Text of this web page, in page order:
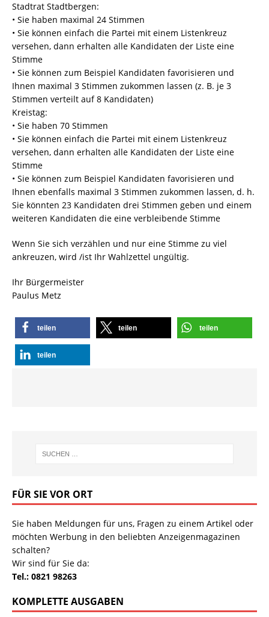
Stadtrat Stadtbergen:
• Sie haben maximal 24 Stimmen
• Sie können einfach die Partei mit einem Listenkreuz
versehen, dann erhalten alle Kandidaten der Liste eine
Stimme
• Sie können zum Beispiel Kandidaten favorisieren und
Ihnen maximal 3 Stimmen zukommen lassen (z. B. je 3
Stimmen verteilt auf 8 Kandidaten)
Kreistag:
• Sie haben 70 Stimmen
• Sie können einfach die Partei mit einem Listenkreuz
versehen, dann erhalten alle Kandidaten der Liste eine
Stimme
• Sie können zum Beispiel Kandidaten favorisieren und
Ihnen ebenfalls maximal 3 Stimmen zukommen lassen, d. h.
Sie könnten 23 Kandidaten drei Stimmen geben und einem
weiteren Kandidaten die eine verbleibende Stimme
Wenn Sie sich verzählen und nur eine Stimme zu viel
ankreuzen, wird /ist Ihr Wahlzettel ungültig.
Ihr Bürgermeister
Paulus Metz
teilen teilen teilen
teilen
FÜR SIE VOR ORT
Sie haben Meldungen für uns, Fragen zu einem Artikel oder
möchten Werbung in den beliebten Anzeigenmagazinen
schalten?
Wir sind für Sie da:
Tel.: 0821 98263
KOMPLETTE AUSGABEN